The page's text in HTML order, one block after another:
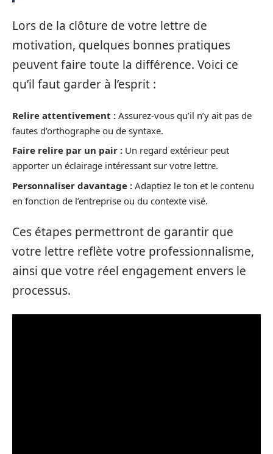
Lors de la clôture de votre lettre de
motivation, quelques bonnes pratiques
peuvent faire toute la différence. Voici ce
qu’il faut garder à l’esprit :
Relire attentivement : Assurez-vous qu’il n’y ait pas de
fautes d’orthographe ou de syntaxe.
Faire relire par un pair : Un regard extérieur peut
apporter un éclairage intéressant sur votre lettre.
Personnaliser davantage : Adaptiez le ton et le contenu
en fonction de l’entreprise ou du contexte visé.
Ces étapes permettront de garantir que
votre lettre reflète votre professionnalisme,
ainsi que votre réel engagement envers le
processus.